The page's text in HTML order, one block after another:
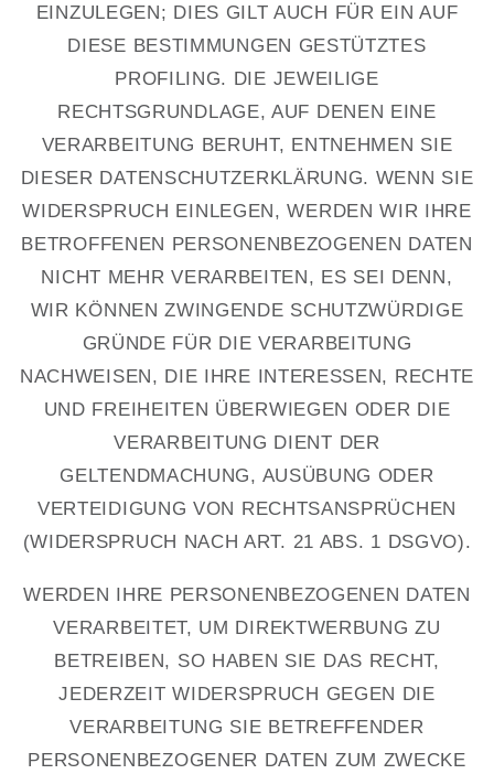
EINZULEGEN; DIES GILT AUCH FÜR EIN AUF
DIESE BESTIMMUNGEN GESTÜTZTES
PROFILING. DIE JEWEILIGE
RECHTSGRUNDLAGE, AUF DENEN EINE
VERARBEITUNG BERUHT, ENTNEHMEN SIE
DIESER DATENSCHUTZERKLÄRUNG. WENN SIE
WIDERSPRUCH EINLEGEN, WERDEN WIR IHRE
BETROFFENEN PERSONENBEZOGENEN DATEN
NICHT MEHR VERARBEITEN, ES SEI DENN,
WIR KÖNNEN ZWINGENDE SCHUTZWÜRDIGE
GRÜNDE FÜR DIE VERARBEITUNG
NACHWEISEN, DIE IHRE INTERESSEN, RECHTE
UND FREIHEITEN ÜBERWIEGEN ODER DIE
VERARBEITUNG DIENT DER
GELTENDMACHUNG, AUSÜBUNG ODER
VERTEIDIGUNG VON RECHTSANSPRÜCHEN
(WIDERSPRUCH NACH ART. 21 ABS. 1 DSGVO).
WERDEN IHRE PERSONENBEZOGENEN DATEN
VERARBEITET, UM DIREKTWERBUNG ZU
BETREIBEN, SO HABEN SIE DAS RECHT,
JEDERZEIT WIDERSPRUCH GEGEN DIE
VERARBEITUNG SIE BETREFFENDER
PERSONENBEZOGENER DATEN ZUM ZWECKE